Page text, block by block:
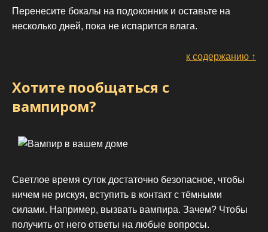
Перенесите бокалы на подоконник и оставьте на
несколько дней, пока не испарится влага.
к содержанию ↑
Хотите пообщаться с
вампиром?
Светлое время суток достаточно безопасное, чтобы
ничем не рискуя, вступить в контакт с тёмными
силами. Например, вызвать вампира. Зачем? Чтобы
получить от него ответы на любые вопросы.